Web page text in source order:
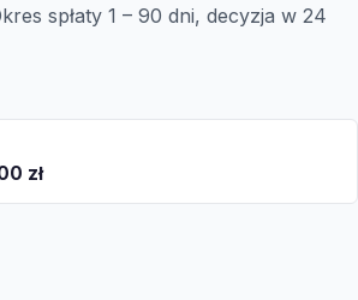
spłaty 1 – 90 dni, decyzja w 24
zł